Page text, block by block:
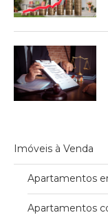
Imóveis à Venda
Apartamentos
Apartamentos